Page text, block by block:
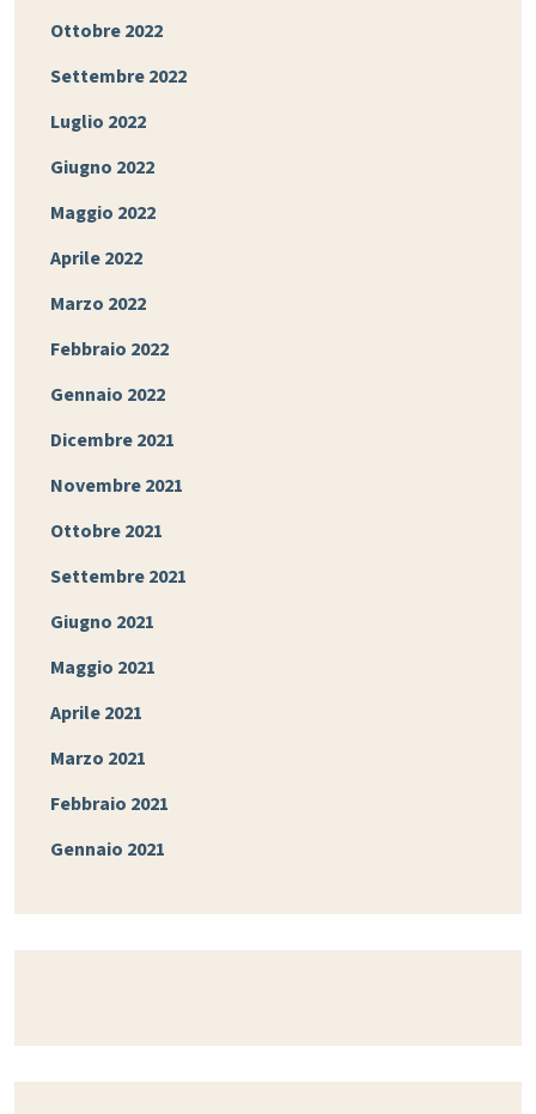
Ottobre 2022
Settembre 2022
Luglio 2022
Giugno 2022
Maggio 2022
Aprile 2022
Marzo 2022
Febbraio 2022
Gennaio 2022
Dicembre 2021
Novembre 2021
Ottobre 2021
Settembre 2021
Giugno 2021
Maggio 2021
Aprile 2021
Marzo 2021
Febbraio 2021
Gennaio 2021